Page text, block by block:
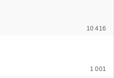
10 416
1 001